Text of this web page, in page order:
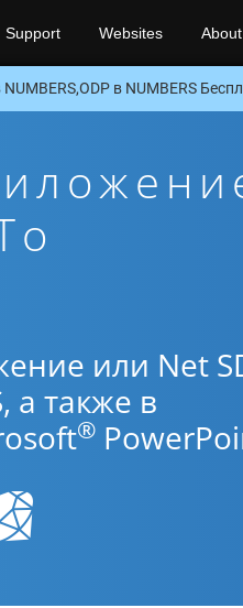
Support Websites About
в NUMBERS
или Net
а также в
®